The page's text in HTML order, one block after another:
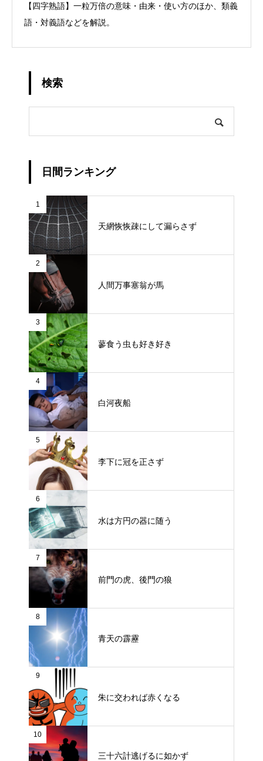
【四字熟語】一粒万倍の意味・由来・使い方のほか、類義
語・対義語などを解説。
検索
日間ランキング
1
天網恢恢疎にして漏らさず
2
人間万事塞翁が馬
3
蓼食う虫も好き好き
4
白河夜船
5
李下に冠を正さず
6
水は方円の器に随う
7
前門の虎、後門の狼
8
青天の霹靂
9
朱に交われば赤くなる
10
三十六計逃げるに如かず